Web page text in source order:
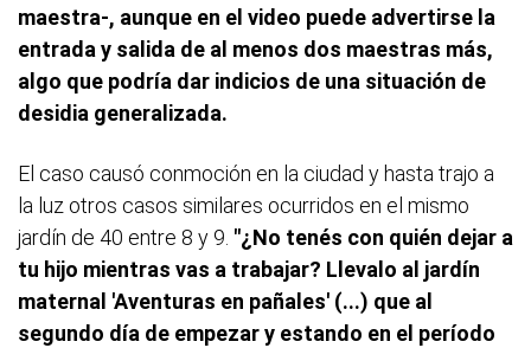
maestra-, aunque en el video puede advertirse la
entrada y salida de al menos dos maestras más,
algo que podría dar indicios de una situación de
desidia generalizada.
El caso causó conmoción en la ciudad y hasta trajo a
la luz otros casos similares ocurridos en el mismo
jardín de 40 entre 8 y 9. "¿No tenés con quién dejar a
tu hijo mientras vas a trabajar? Llevalo al jardín
maternal 'Aventuras en pañales' (...) que al
segundo día de empezar y estando en el período